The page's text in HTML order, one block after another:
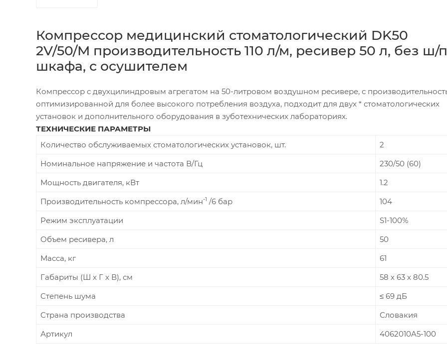
Компрессор медицинский стоматологический DK50
2V/50/M производительность 110 л/м, ресивер 50 л, без ш/п
шкафа, с осушителем
Компрессор с двухцилиндровым агрегатом на 50-литровом воздушном ресивере, с
оптимизированной для более высокого потребления воздуха, подходит для двух * стоматологических
установок и дополнительного оборудования в зуботехнических лабораториях.
ТЕХНИЧЕСКИЕ ПАРАМЕТРЫ
Количество обслуживаемых стоматологических установок, шт.
2
Номинальное напряжение и частота В/Гц
230/50 (60)
Мощность двигателя, кВт
1.2
Производительность компрессора, л/мин-1 /6 бар
104
Режим эксплуатации
S1-100%
Объем ресивера, л
50
Масса, кг
61
Габариты (Ш х Г х В), см
58 х 63 х 80.5
Степень шума
≤ 69 дБ
Страна производства
Словакия
Артикул
4062010A5-100